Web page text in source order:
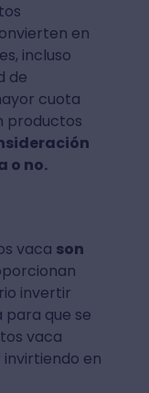
en
incluso
de
cuota
productos
o no.
vaca son
invertir
que se
vaca
invirtiendo en